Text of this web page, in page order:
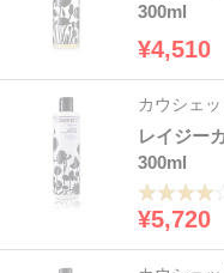
300ml
¥4,510
カウシェッ
レイジー
300ml
¥5,720